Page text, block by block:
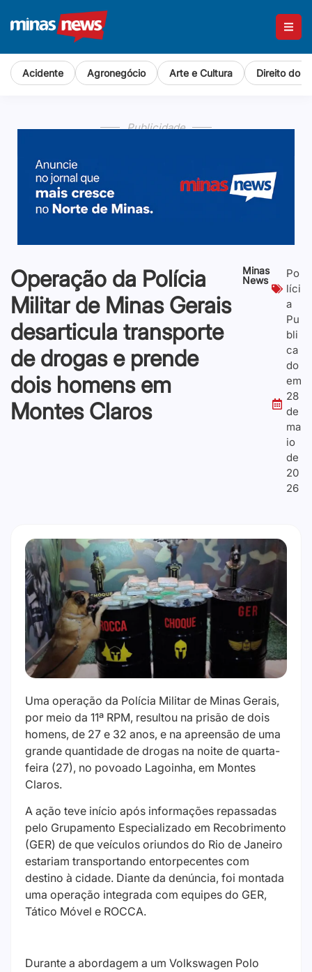
Acidente Agronegócio Arte e Cultura Direito do
Publicidade
Minas
News
Po
líci
a
Pu
bli
ca
do
em
28
de
ma
io
de
20
26
Operação da Polícia
Militar de Minas Gerais
desarticula transporte
de drogas e prende
dois homens em
Montes Claros
Uma operação da Polícia Militar de Minas Gerais,
por meio da 11ª RPM, resultou na prisão de dois
homens, de 27 e 32 anos, e na apreensão de uma
grande quantidade de drogas na noite de quarta-
feira (27), no povoado Lagoinha, em Montes
Claros.
A ação teve início após informações repassadas
pelo Grupamento Especializado em Recobrimento
(GER) de que veículos oriundos do Rio de Janeiro
estariam transportando entorpecentes com
destino à cidade. Diante da denúncia, foi montada
uma operação integrada com equipes do GER,
Tático Móvel e ROCCA.
Durante a abordagem a um Volkswagen Polo